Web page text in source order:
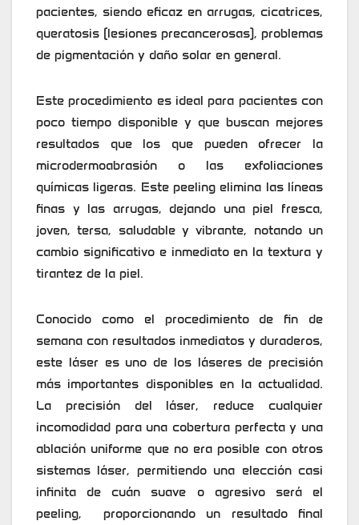
pacientes, siendo eficaz en arrugas, cicatrices,
queratosis (lesiones precancerosas), problemas
de pigmentación y daño solar en general.
Este procedimiento es ideal para pacientes con
poco tiempo disponible y que buscan mejores
resultados que los que pueden ofrecer la
microdermoabrasión o las exfoliaciones
químicas ligeras. Este peeling elimina las líneas
finas y las arrugas, dejando una piel fresca,
joven, tersa, saludable y vibrante, notando un
cambio significativo e inmediato en la textura y
tirantez de la piel.
Conocido como el procedimiento de fin de
semana con resultados inmediatos y duraderos,
este láser es uno de los láseres de precisión
más importantes disponibles en la actualidad.
La precisión del láser, reduce cualquier
incomodidad para una cobertura perfecta y una
ablación uniforme que no era posible con otros
sistemas láser, permitiendo una elección casi
infinita de cuán suave o agresivo será el
peeling, proporcionando un resultado final